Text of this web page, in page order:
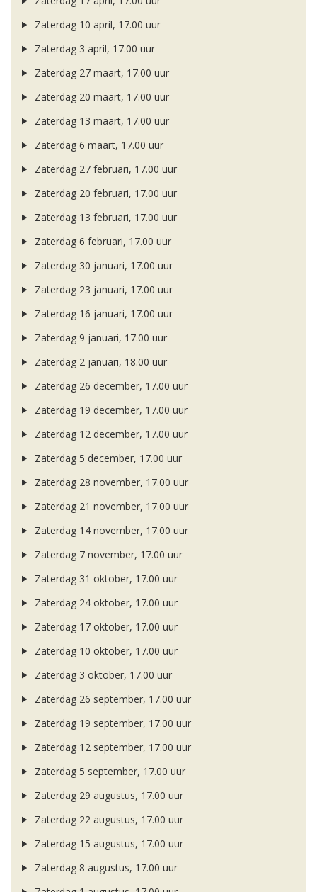
Zaterdag 10 april, 17.00 uur
Zaterdag 3 april, 17.00 uur
Zaterdag 27 maart, 17.00 uur
Zaterdag 20 maart, 17.00 uur
Zaterdag 13 maart, 17.00 uur
Zaterdag 6 maart, 17.00 uur
Zaterdag 27 februari, 17.00 uur
Zaterdag 20 februari, 17.00 uur
Zaterdag 13 februari, 17.00 uur
Zaterdag 6 februari, 17.00 uur
Zaterdag 30 januari, 17.00 uur
Zaterdag 23 januari, 17.00 uur
Zaterdag 16 januari, 17.00 uur
Zaterdag 9 januari, 17.00 uur
Zaterdag 2 januari, 18.00 uur
Zaterdag 26 december, 17.00 uur
Zaterdag 19 december, 17.00 uur
Zaterdag 12 december, 17.00 uur
Zaterdag 5 december, 17.00 uur
Zaterdag 28 november, 17.00 uur
Zaterdag 21 november, 17.00 uur
Zaterdag 14 november, 17.00 uur
Zaterdag 7 november, 17.00 uur
Zaterdag 31 oktober, 17.00 uur
Zaterdag 24 oktober, 17.00 uur
Zaterdag 17 oktober, 17.00 uur
Zaterdag 10 oktober, 17.00 uur
Zaterdag 3 oktober, 17.00 uur
Zaterdag 26 september, 17.00 uur
Zaterdag 19 september, 17.00 uur
Zaterdag 12 september, 17.00 uur
Zaterdag 5 september, 17.00 uur
Zaterdag 29 augustus, 17.00 uur
Zaterdag 22 augustus, 17.00 uur
Zaterdag 15 augustus, 17.00 uur
Zaterdag 8 augustus, 17.00 uur